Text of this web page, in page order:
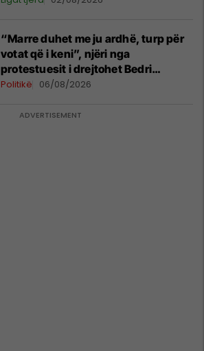
“Marre duhet me ju ardhë, turp për
votat që i keni”, njëri nga
protestuesit i drejtohet Bedri
Hamzës
Politikë 06/08/2026